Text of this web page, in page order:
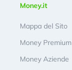
Money.it
Mappa del Sito
Money Premium
Money Aziende